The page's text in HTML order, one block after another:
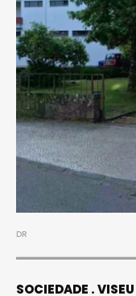
DR
SOCIEDADE VISEU